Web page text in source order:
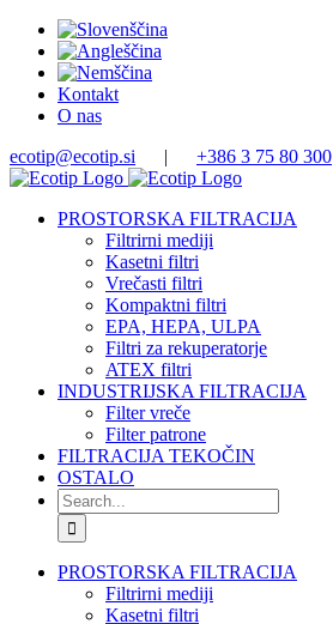
Skip
content
Kontakt
O nas
ecotip@ecotip.si | +386 3 75 80 300
PROSTORSKA FILTRACIJA
Filtrirni mediji
Kasetni filtri
Vrečasti filtri
Kompaktni filtri
EPA, HEPA, ULPA
Filtri za rekuperatorje
ATEX filtri
INDUSTRIJSKA FILTRACIJA
Filter vreče
Filter patrone
FILTRACIJA TEKOČIN
OSTALO
Search
for:
PROSTORSKA FILTRACIJA
Filtrirni mediji
Kasetni filtri